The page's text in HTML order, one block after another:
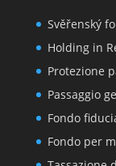
Svěřenský
Holding in
Protezione
Passaggio
Fondo
Fondo per